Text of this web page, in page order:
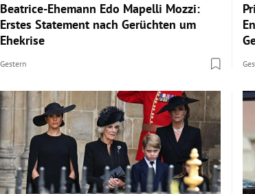
Beatrice-Ehemann Edo Mapelli Mozzi:
Erstes Statement nach Gerüchten um
Ehekrise
Gestern